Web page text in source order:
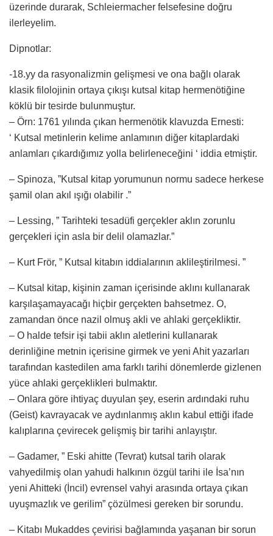
üzerinde durarak, Schleiermacher felsefesine doğru
ilerleyelim.
Dipnotlar:
-18.yy da rasyonalizmin gelişmesi ve ona bağlı olarak
klasik filolojinin ortaya çıkışı kutsal kitap hermenötiğine
köklü bir tesirde bulunmuştur.
– Örn: 1761 yılında çıkan hermenötik klavuzda Ernesti:
‘ Kutsal metinlerin kelime anlamının diğer kitaplardaki
anlamları çıkardığımız yolla belirleneceğini ‘ iddia etmiştir.
– Spinoza, ”Kutsal kitap yorumunun normu sadece herkese
şamil olan akıl ışığı olabilir .”
– Lessing, ” Tarihteki tesadüfi gerçekler aklın zorunlu
gerçekleri için asla bir delil olamazlar.”
– Kurt Frör, ” Kutsal kitabın iddialarının aklileştirilmesi. ”
– Kutsal kitap, kişinin zaman içerisinde aklını kullanarak
karşılaşamayacağı hiçbir gerçekten bahsetmez. O,
zamandan önce nazil olmuş akli ve ahlaki gerçekliktir.
– O halde tefsir işi tabii aklın aletlerini kullanarak
derinliğine metnin içerisine girmek ve yeni Ahit yazarları
tarafından kastedilen ama farklı tarihi dönemlerde gizlenen
yüce ahlaki gerçeklikleri bulmaktır.
– Onlara göre ihtiyaç duyulan şey, eserin ardındaki ruhu
(Geist) kavrayacak ve aydınlanmış aklın kabul ettiği ifade
kalıplarına çevirecek gelişmiş bir tarihi anlayıştır.
– Gadamer, ” Eski ahitte (Tevrat) kutsal tarih olarak
vahyedilmiş olan yahudi halkının özgül tarihi ile İsa’nın
yeni Ahitteki (İncil) evrensel vahyi arasında ortaya çıkan
uyuşmazlık ve gerilim” çözülmesi gereken bir sorundu.
– Kitabı Mukaddes çevirisi bağlamında yaşanan bir sorun